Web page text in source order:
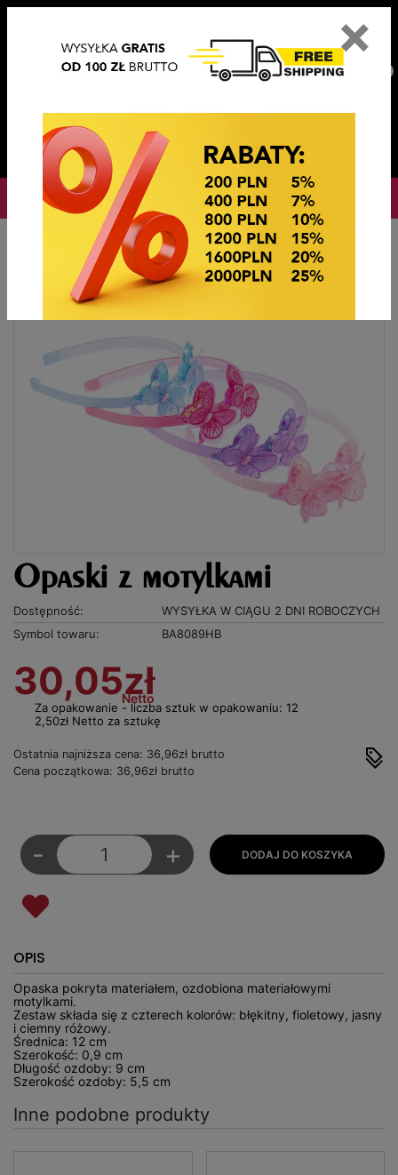
OKAZJE CENOWE! OKAZJE CENOWE!
Strona główna Ozdoby do włosów Opaski
Opaski z motylkami
Dostępność:
WYSYŁKA W CIĄGU 2 DNI ROBOCZYCH
Symbol towaru:
BA8089HB
30,05zł
Netto
Za opakowanie - liczba sztuk w opakowaniu: 12
2,50zł Netto za sztukę
Ostatnia najniższa cena: 36,96zł brutto
Cena początkowa: 36,96zł brutto
- +
OPIS
Opaska pokryta materiałem, ozdobiona materiałowymi
motylkami.
Zestaw składa się z czterech kolorów: błękitny, fioletowy, jasny
i ciemny różowy.
Średnica: 12 cm
Szerokość: 0,9 cm
Długość ozdoby: 9 cm
Szerokość ozdoby: 5,5 cm
Inne podobne produkty
×